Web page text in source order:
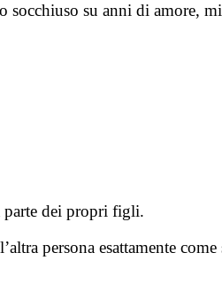
socchiuso su anni di amore,
parte dei propri figli.
persona esattamente